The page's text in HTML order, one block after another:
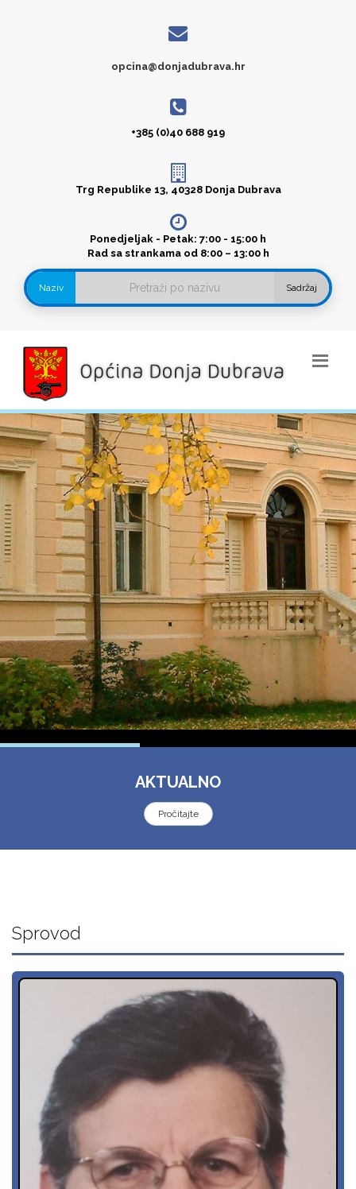
opcina@donjadubrava.hr
+385 (0)40 688 919
Trg Republike 13, 40328 Donja Dubrava
Ponedjeljak - Petak: 7:00 - 15:00 h
Rad sa strankama od 8:00 – 13:00 h
Naziv Sadržaj
AKTUALNO
Pročitajte
Sprovod